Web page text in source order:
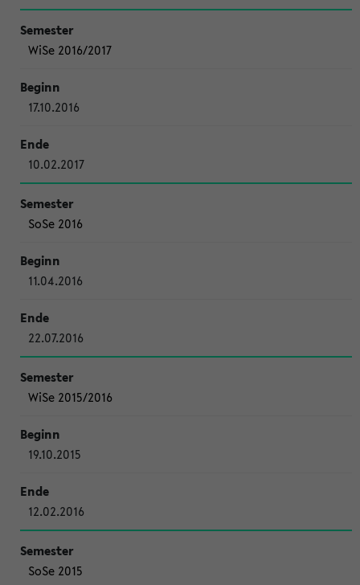
WiSe 2016/2017
17.10.2016
10.02.2017
SoSe 2016
11.04.2016
22.07.2016
WiSe 2015/2016
19.10.2015
12.02.2016
SoSe 2015